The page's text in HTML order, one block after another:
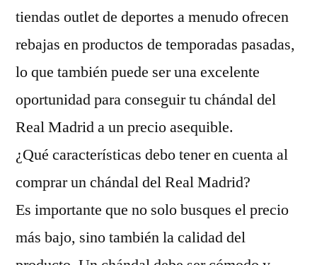
tiendas outlet de deportes a menudo ofrecen
rebajas en productos de temporadas pasadas,
lo que también puede ser una excelente
oportunidad para conseguir tu chándal del
Real Madrid a un precio asequible.
¿Qué características debo tener en cuenta al
comprar un chándal del Real Madrid?
Es importante que no solo busques el precio
más bajo, sino también la calidad del